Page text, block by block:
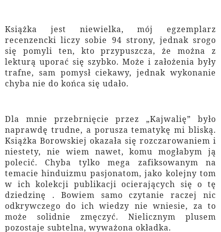
Książka jest niewielka, mój egzemplarz
recenzencki liczy sobie 94 strony, jednak srogo
się pomyli ten, kto przypuszcza, że można z
lekturą uporać się szybko. Może i założenia były
trafne, sam pomysł ciekawy, jednak wykonanie
chyba nie do końca się udało.
Dla mnie przebrnięcie przez „Kajwalię” było
naprawdę trudne, a porusza tematykę mi bliską.
Książka Borowskiej okazała się rozczarowaniem i
niestety, nie wiem nawet, komu mogłabym ją
polecić. Chyba tylko mega zafiksowanym na
temacie hinduizmu pasjonatom, jako kolejny tom
w ich kolekcji publikacji ocierających się o tę
dziedzinę . Bowiem samo czytanie raczej nic
odkrywczego do ich wiedzy nie wniesie, za to
może solidnie zmęczyć. Nielicznym plusem
pozostaje subtelna, wyważona okładka.